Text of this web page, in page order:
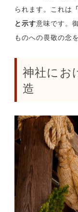
られます。これは
と示す意味です。
ものへの畏敬の念
神社にお
造